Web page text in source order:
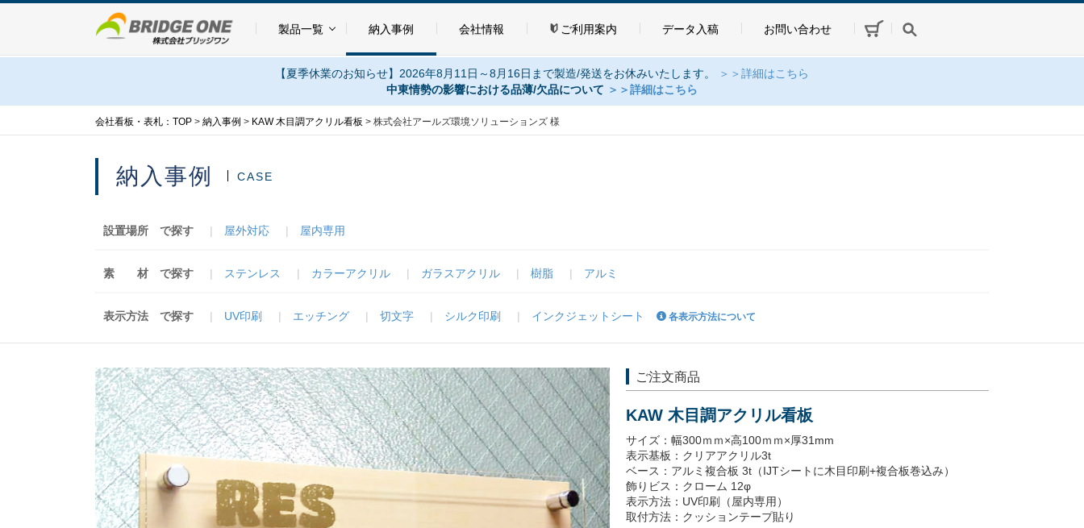
製品一覧 納入事例 会社情報 ご利用案内 データ入稿 お問い合わせ
【夏季休業のお知らせ】2026年8月11日～8月16日まで製造/発送をお休みいたします。
＞＞詳細はこちら
中東情勢の影響における品薄/欠品について ＞＞詳細はこちら
会社看板・表札：TOP> 納入事例 > KAW 木目調アクリル看板 > 株式会社アールズ環境ソリューションズ 様
納入事例 CASE
設置場所で探す 屋外対応 屋内専用
素 材で探す ステンレス カラーアクリル ガラスアクリル 樹脂 アルミ
表示方法で探す UV印刷 エッチング 切文字 シルク印刷 インクジェットシート 各表示方法について
ご注文商品
KAW 木目調アクリル看板
サイズ：幅300ｍｍ×高100ｍｍ×厚31mm
表示基板：クリアアクリル3t
ベース：アルミ複合板 3t（IJTシートに木目印刷+複合板巻込み）
飾りビス：クローム 12φ
表示方法：UV印刷（屋内専用）
取付方法：クッションテープ貼り